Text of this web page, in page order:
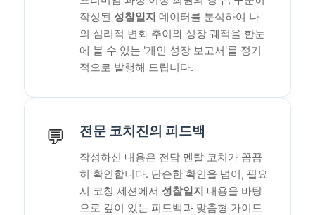
작성된 성찰일지 데이터를 분석하여 나
의 심리적 변화 추이와 성장 궤적을 한눈
에 볼 수 있는 '개인 성장 보고서'를 정기
적으로 발행해 드립니다.
💬 전문 코치진의 피드백
작성하신 내용은 전담 멘탈 코치가 꼼꼼
히 확인합니다. 단순한 확인을 넘어, 필요
시 코칭 세션에서 성찰일지 내용을 바탕
으로 깊이 있는 피드백과 맞춤형 가이드